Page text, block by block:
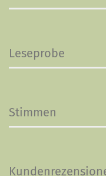
Leseprobe
Stimmen